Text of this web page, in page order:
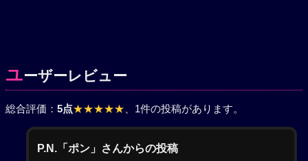
ユーザーレビュー
総合評価： 5点★★★★★ 、1件の投稿があります。
P.N.「ポン」さんからの投稿